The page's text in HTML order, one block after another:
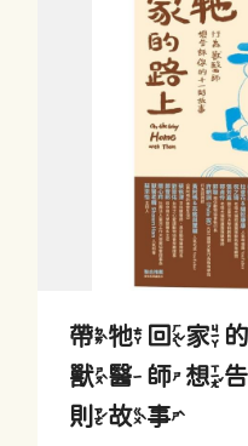
帶牠回家
獸醫師想
則故事